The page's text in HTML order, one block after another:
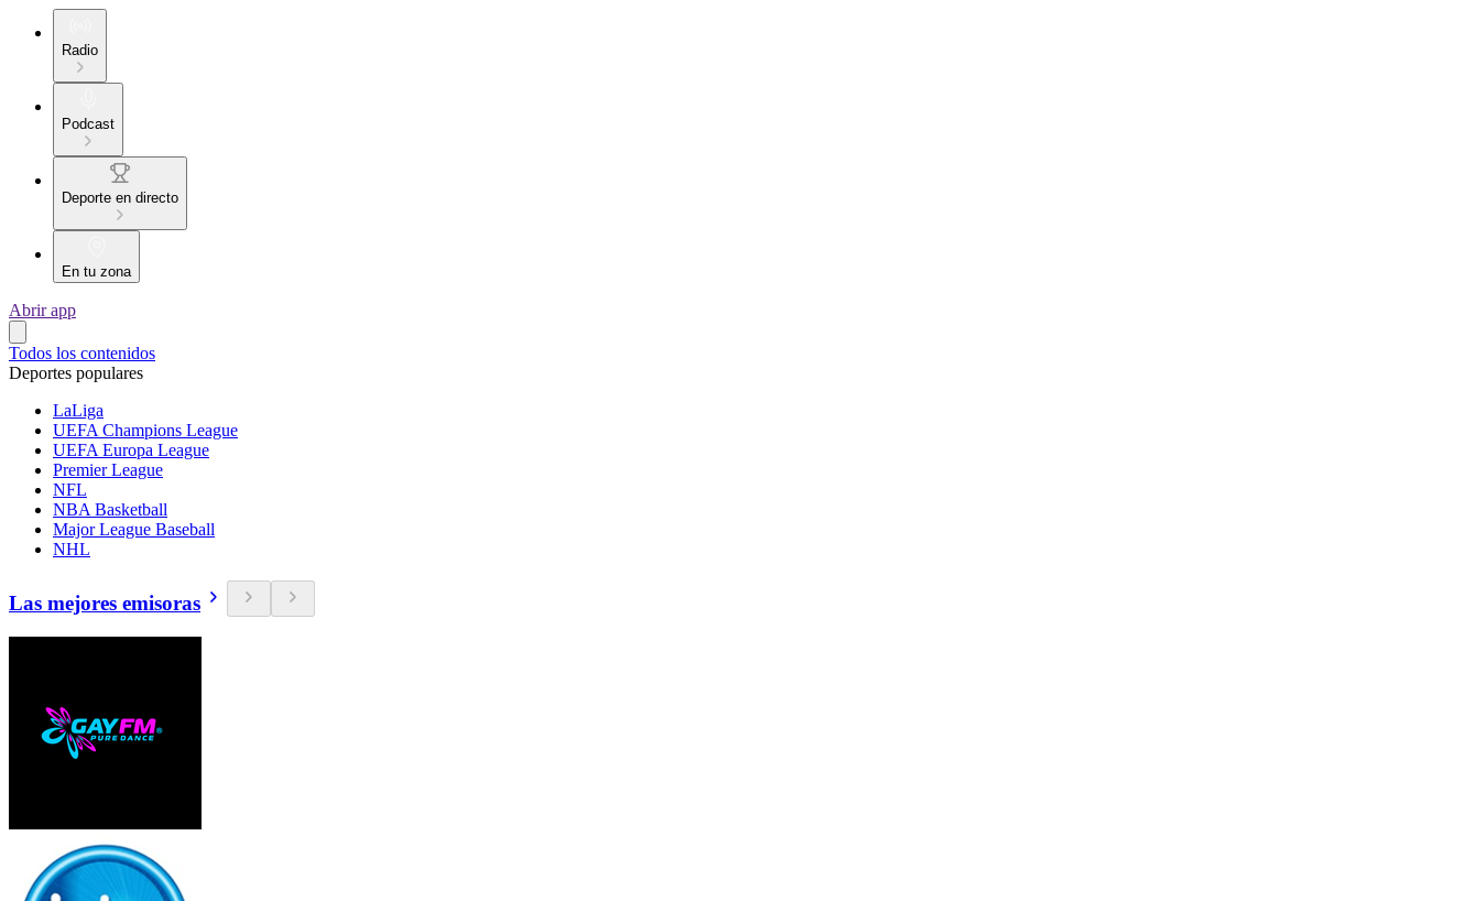
Radio
Podcast
Deporte en directo
En tu zona
Abrir app
Todos los contenidos
Deportes populares
LaLiga
UEFA Champions League
UEFA Europa League
Premier League
NFL
NBA Basketball
Major League Baseball
NHL
Las mejores emisoras